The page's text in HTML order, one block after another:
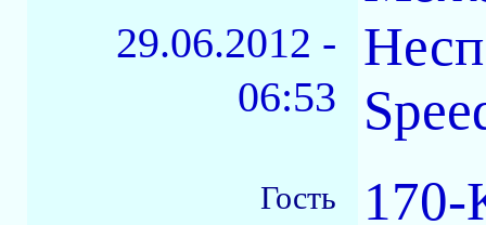
29.06.2012 -
06:53
Гость
170-